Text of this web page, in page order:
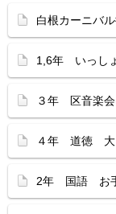
白根カーニバ
1,6年 いっし
３年 区音楽
４年 道徳 大
2年 国語 お手